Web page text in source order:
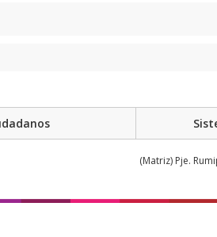
(Matriz) Pje.